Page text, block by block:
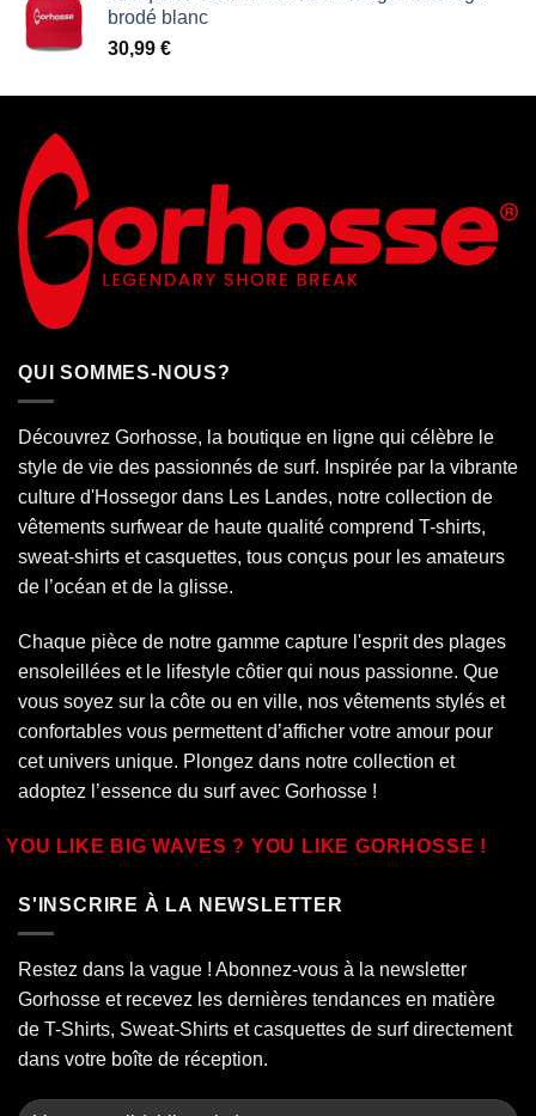
brodé blanc
30,99 €
QUI SOMMES-NOUS?
Découvrez Gorhosse, la boutique en ligne qui célèbre le
style de vie des passionnés de surf. Inspirée par la vibrante
culture d'Hossegor dans Les Landes, notre collection de
vêtements surfwear de haute qualité comprend T-shirts,
sweat-shirts et casquettes, tous conçus pour les amateurs
de l’océan et de la glisse.
Chaque pièce de notre gamme capture l'esprit des plages
ensoleillées et le lifestyle côtier qui nous passionne. Que
vous soyez sur la côte ou en ville, nos vêtements stylés et
confortables vous permettent d’afficher votre amour pour
cet univers unique. Plongez dans notre collection et
adoptez l’essence du surf avec Gorhosse !
YOU LIKE BIG WAVES ? YOU LIKE GORHOSSE !
S'INSCRIRE À LA NEWSLETTER
Restez dans la vague ! Abonnez-vous à la newsletter
Gorhosse et recevez les dernières tendances en matière
de T-Shirts, Sweat-Shirts et casquettes de surf directement
dans votre boîte de réception.